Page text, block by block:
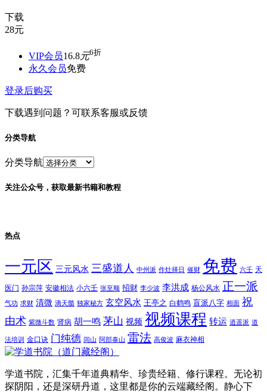
下载
28元
VIP会员16.8元6折
永久会员免费
登录后购买
下载遇到问题？可联系客服或反馈
分类导航
分类导航
关注公众号，获取最新书籍和教程
热点
一元区 三元风水 三盛道人 中州派 作灶择日 催财 免费 六壬 天
医门 孙宗萍 安徽相法 小六壬 张至顺 招财 李少波 李洪成 杨公风水 正一派
气功 求财 清微 滴天髓 独家秘方 玄空风水 王亭之 白鹤鸣 盲派八字 相面 祝
由术 紫微斗数 肾病 胡一鸣 茅山 视频 视频课程 转运 逍遥派 道
法培训 金口诀 门纯德 闾山 阿部泰山 雷法 高俊波 麻衣神相
学道书院，汇集千年道典精华、珍贵经籍、修行课程。无论初
探阴阳，还是深研丹道，这里都是你的云端藏经阁。静心下